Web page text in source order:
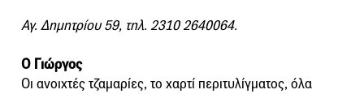
Αγ. Δημητρίου 59, τηλ. 2310 2640064.
Ο Γιώργος
Οι ανοιχτές τζαμαρίες, το χαρτί περιτυλίγματος, όλα